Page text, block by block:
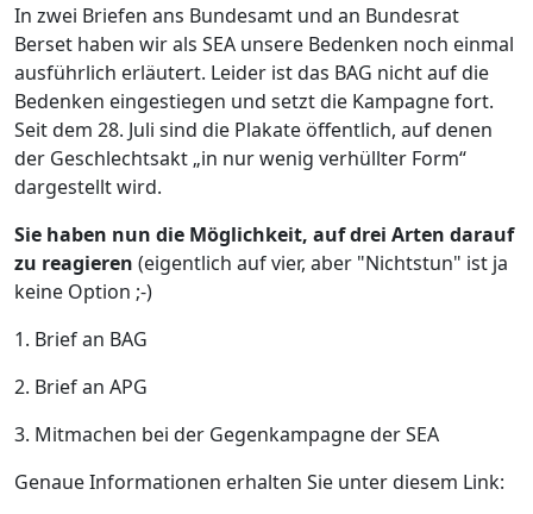
In zwei Briefen ans Bundesamt und an Bundesrat
Berset haben wir als SEA unsere Bedenken noch einmal
ausführlich erläutert. Leider ist das BAG nicht auf die
Bedenken eingestiegen und setzt die Kampagne fort.
Seit dem 28. Juli sind die Plakate öffentlich, auf denen
der Geschlechtsakt „in nur wenig verhüllter Form“
dargestellt wird.
Sie haben nun die Möglichkeit, auf drei Arten darauf
zu reagieren (eigentlich auf vier, aber "Nichtstun" ist ja
keine Option ;-)
1. Brief an BAG
2. Brief an APG
3. Mitmachen bei der Gegenkampagne der SEA
Genaue Informationen erhalten Sie unter diesem Link: